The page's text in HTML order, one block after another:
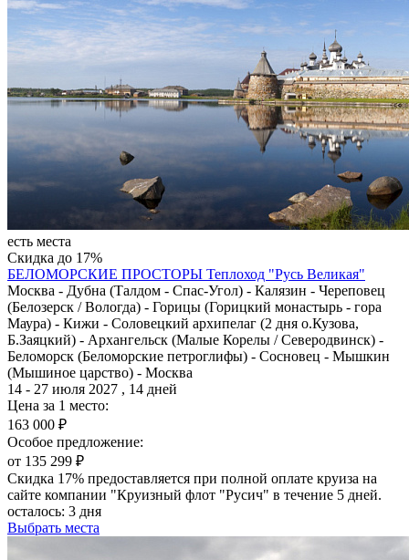
есть места
Скидка до 17%
БЕЛОМОРСКИЕ ПРОСТОРЫ Теплоход "Русь Великая"
Москва - Дубна (Талдом - Спас-Угол) - Калязин - Череповец
(Белозерск / Вологда) - Горицы (Горицкий монастырь - гора
Маура) - Кижи - Соловецкий архипелаг (2 дня о.Кузова,
Б.Заяцкий) - Архангельск (Малые Корелы / Северодвинск) -
Беломорск (Беломорские петроглифы) - Сосновец - Мышкин
(Мышиное царство) - Москва
14 - 27 июля 2027 , 14 дней
Цена за 1 место:
163 000 ₽
Особое предложение:
от 135 299 ₽
Скидка 17% предоставляется при полной оплате круиза на
сайте компании "Круизный флот "Русич" в течение 5 дней.
осталось: 3 дня
Выбрать места